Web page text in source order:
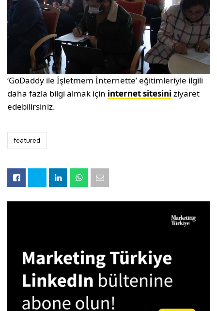
‘GoDaddy ile İşletmem İnternette’ eğitimleriyle ilgili
daha fazla bilgi almak için internet sitesini ziyaret
edebilirsiniz.
featured